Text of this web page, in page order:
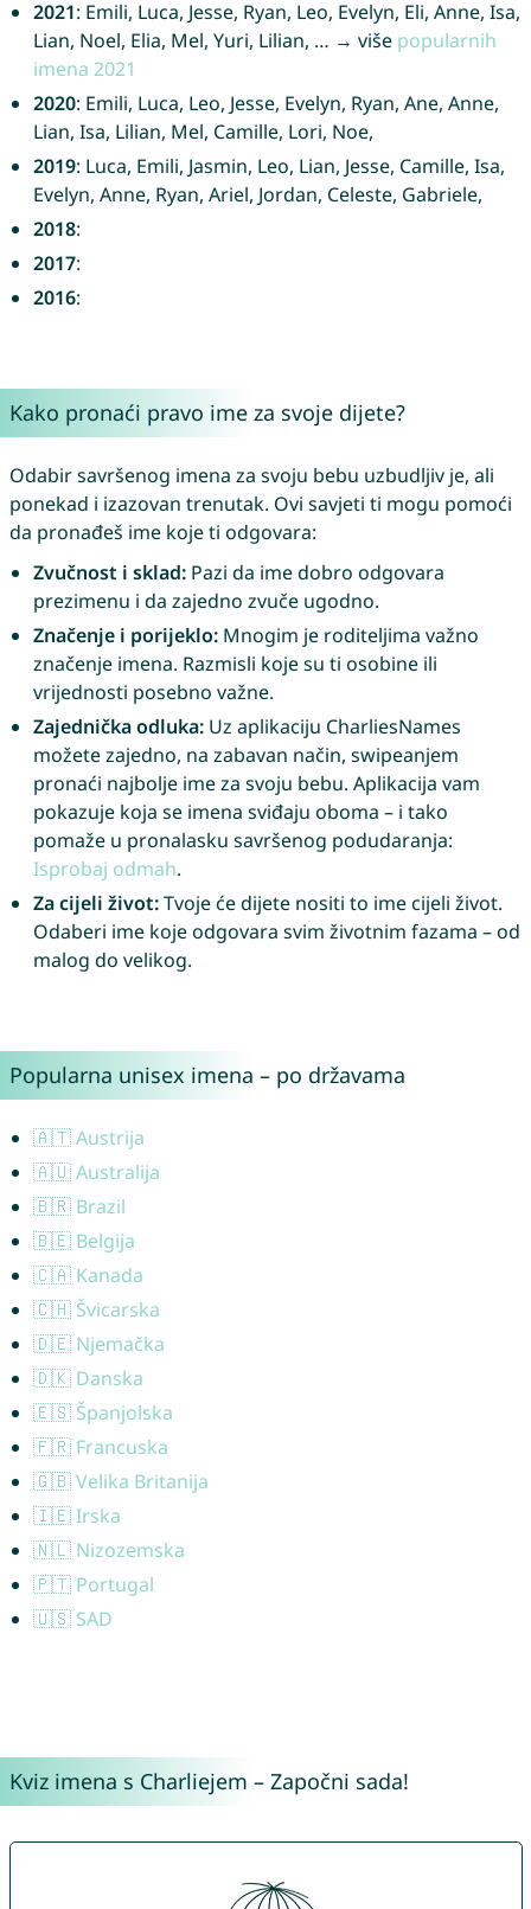
2021: Emili, Luca, Jesse, Ryan, Leo, Evelyn, Eli, Anne, Isa,
Lian, Noel, Elia, Mel, Yuri, Lilian, … → više popularnih
imena 2021
2020: Emili, Luca, Leo, Jesse, Evelyn, Ryan, Ane, Anne,
Lian, Isa, Lilian, Mel, Camille, Lori, Noe,
2019: Luca, Emili, Jasmin, Leo, Lian, Jesse, Camille, Isa,
Evelyn, Anne, Ryan, Ariel, Jordan, Celeste, Gabriele,
2018:
2017:
2016:
Kako pronaći pravo ime za svoje dijete?
Odabir savršenog imena za svoju bebu uzbudljiv je, ali
ponekad i izazovan trenutak. Ovi savjeti ti mogu pomoći
da pronađeš ime koje ti odgovara:
Zvučnost i sklad:Pazi da ime dobro odgovara
prezimenu i da zajedno zvuče ugodno.
Značenje i porijeklo:Mnogim je roditeljima važno
značenje imena. Razmisli koje su ti osobine ili
vrijednosti posebno važne.
Zajednička odluka:Uz aplikaciju CharliesNames
možete zajedno, na zabavan način, swipeanjem
pronaći najbolje ime za svoju bebu. Aplikacija vam
pokazuje koja se imena sviđaju oboma – i tako
pomaže u pronalasku savršenog podudaranja:
Isprobaj odmah.
Za cijeli život:Tvoje će dijete nositi to ime cijeli život.
Odaberi ime koje odgovara svim životnim fazama – od
malog do velikog.
Popularna unisex imena – po državama
🇦🇹 Austrija
🇦🇺 Australija
🇧🇷 Brazil
🇧🇪 Belgija
🇨🇦 Kanada
🇨🇭 Švicarska
🇩🇪 Njemačka
🇩🇰 Danska
🇪🇸 Španjolska
🇫🇷 Francuska
🇬🇧 Velika Britanija
🇮🇪 Irska
🇳🇱 Nizozemska
🇵🇹 Portugal
🇺🇸 SAD
Kviz imena s Charliejem – Započni sada!